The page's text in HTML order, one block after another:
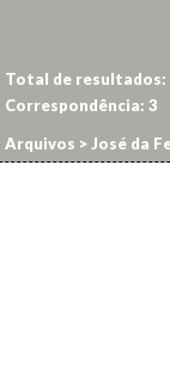
Total de resultados:
Correspondência: 3
Arquivos > José da